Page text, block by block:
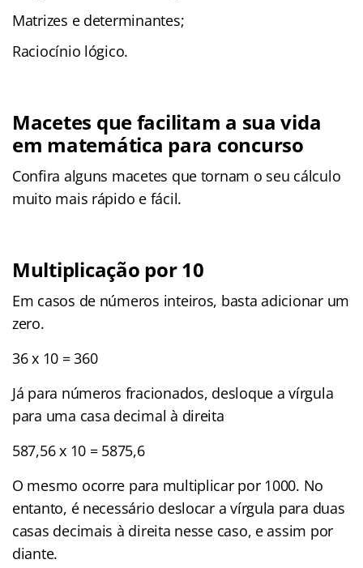
Matrizes e determinantes;
Raciocínio lógico.
Macetes que facilitam a sua vida
em matemática para concurso
Confira alguns macetes que tornam o seu cálculo
muito mais rápido e fácil.
Multiplicação por 10
Em casos de números inteiros, basta adicionar um
zero.
36 x 10 = 360
Já para números fracionados, desloque a vírgula
para uma casa decimal à direita
587,56 x 10 = 5875,6
O mesmo ocorre para multiplicar por 1000. No
entanto, é necessário deslocar a vírgula para duas
casas decimais à direita nesse caso, e assim por
diante.